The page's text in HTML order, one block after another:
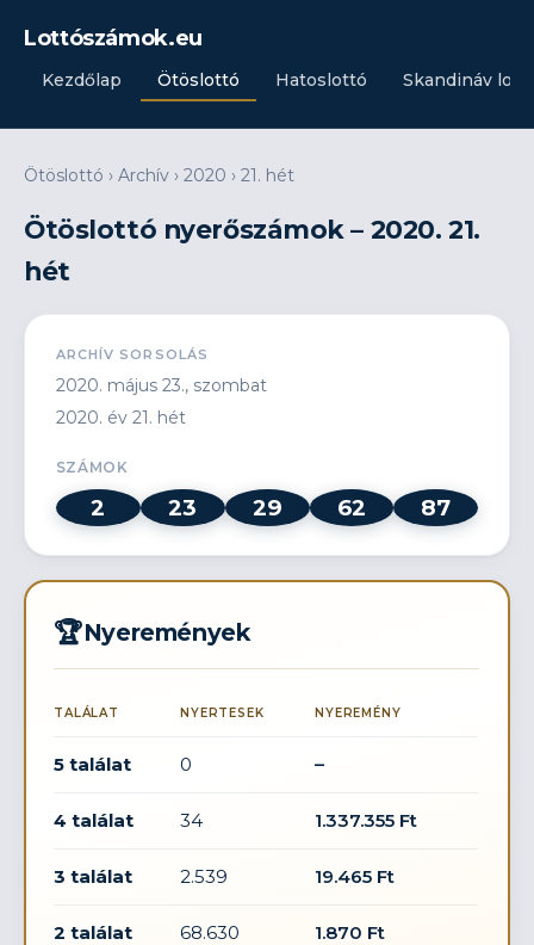
Lottószámok.eu
Kezdőlap Ötöslottó Hatoslottó Skandináv
Ötöslottó › Archív › 2020 › 21. hét
Ötöslottó nyerőszámok – 2020. 21.
hét
ARCHÍV SORSOLÁS
2020. május 23., szombat
2020. év 21. hét
SZÁMOK
2 23 29 62 87
🏆Nyeremények
TALÁLAT NYERTESEK NYEREMÉNY
5 találat 0 –
4 találat 34 1.337.355 Ft
3 találat 2.539 19.465 Ft
2 találat 68.630 1.870 Ft